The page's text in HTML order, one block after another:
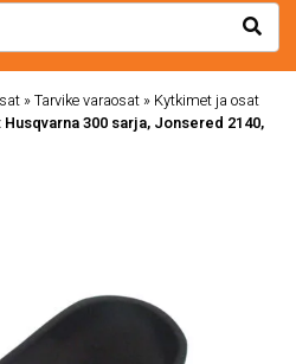
»Tarvike varaosat » Kytkimet ja osat
Husqvarna 300 sarja, Jonsered 2140,